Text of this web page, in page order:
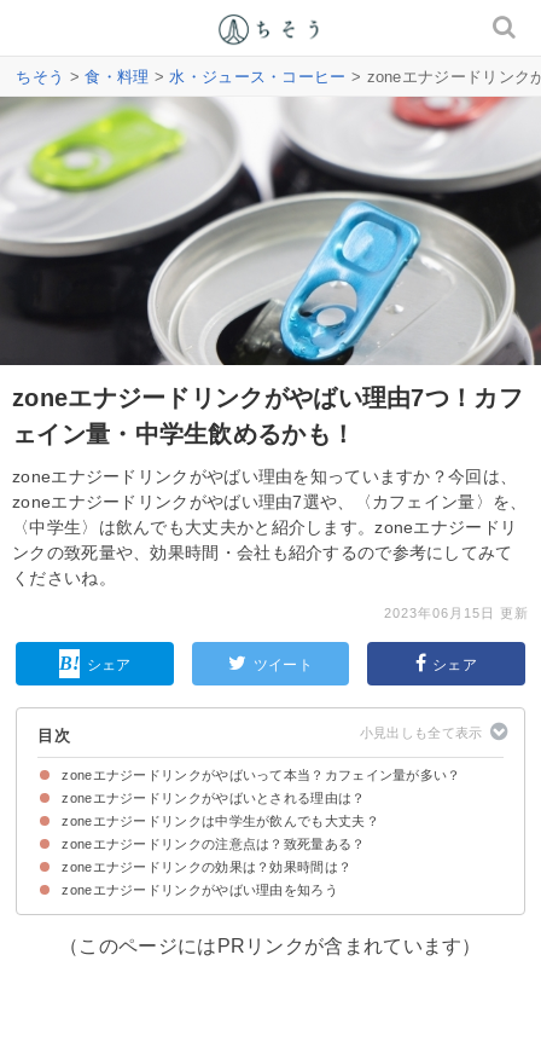
ちそう >食・料理 >水・ジュース・コーヒー > zoneエナジードリンク
zoneエナジードリンクがやばい理由7つ！カフ
ェイン量・中学生飲めるかも！
zoneエナジードリンクがやばい理由を知っていますか？今回は、
zoneエナジードリンクがやばい理由7選や、〈カフェイン量〉を、
〈中学生〉は飲んでも大丈夫かと紹介します。zoneエナジードリ
ンクの致死量や、効果時間・会社も紹介するので参考にしてみて
くださいね。
2023年06月15日 更新
シェア ツイート シェア
目次
zoneエナジードリンクがやばいって本当？カフェイン量が多い？
zoneエナジードリンクがやばいとされる理由は？
①カフェインが多く含まれる
②カロリーが高い
③糖質が高い
④副作用のある成分が多く含まれる
⑤添加物が含まれる
⑥味がまずい・甘い
⑦量が多い
zoneエナジードリンクは中学生が飲んでも大丈夫？
zoneエナジードリンクは基準を満たしていれば中学生が飲んでも大丈夫
ただし中学生がエナジードリンクを飲んで死亡した例もあるので注意
zoneエナジードリンクの注意点は？致死量ある？
zoneエナジードリンクは1日2本以下が理想
zoneエナジードリンクを1本飲んだら6時間は空ける
zoneエナジードリンクの致死量は33本程度
zoneエナジードリンクを飲んではいけない人も知っておこう
zoneエナジードリンクの効果は？効果時間は？
zoneエナジードリンクの効果時間は4時間程度
zoneエナジードリンクの効果
zoneエナジードリンクがやばい理由を知ろう
（このページにはPRリンクが含まれています）